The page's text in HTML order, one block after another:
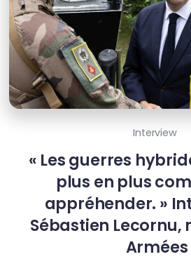
Interview
« Les guerres
plus en plus
appréhender. »
Sébastien Lecornu,
Armées